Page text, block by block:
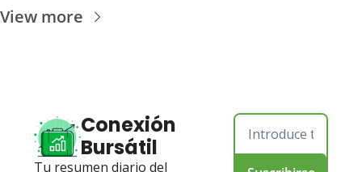
View more
Conexión
Bursátil
Tu resumen diario del